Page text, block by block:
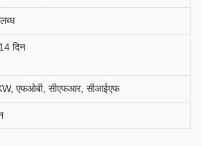
दिन
एफओबी, सीएफआर, सीआईएफ